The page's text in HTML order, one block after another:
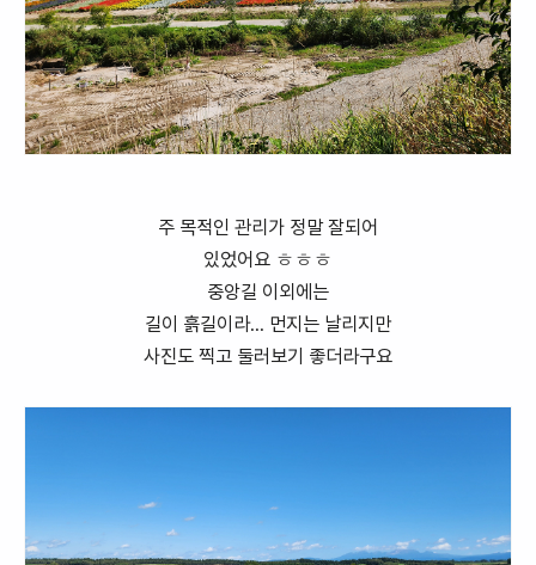
주 목적인 관리가 정말 잘되어
있었어요 ㅎㅎㅎ
중앙길 이외에는
길이 흙길이라... 먼지는 날리지만
사진도 찍고 둘러보기 좋더라구요